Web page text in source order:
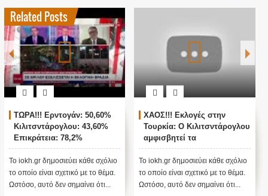
Related Posts
ΧΑΟΣ!!! Εκλογές στην
Τουρκία: Ο Κιλιτσντάρογλου
αμφισβητεί τα
αποτελέσματα θα γίνουν
ενστάσεις...
Το iokh.gr δημοσιεύει κάθε σχόλιο
το οποίο είναι σχετικό με το θέμα.
Ωστόσο, αυτό δεν σημαίνει ότι...
ΖΩΝΤΑΝΗ ΣΥΝΔΕΣΗ ΜΕ
ΑΓΚΥΡΑ - ΘΡΙΛΕΡ ΜΕ ΤΙΣ
ΤΟΥΡΚΙΚΕΣ ΕΚΛΟΓΕΣ !
Το iokh.gr δημοσιεύει κάθε
το οποίο είναι σχετικό με το
Ωστόσο, αυτό δεν σημαίνει ότι...